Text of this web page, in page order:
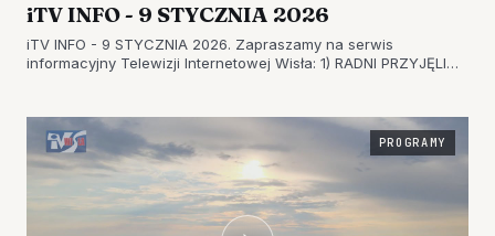
iTV INFO - 9 STYCZNIA 2026
iTV INFO - 9 STYCZNIA 2026. Zapraszamy na serwis
informacyjny Telewizji Internetowej Wisła: 1) RADNI PRZYJĘLI
ŚWIĄTECZNO-NOWOROCZNE W NOWEJ DĘBIE…
PROGRAMY